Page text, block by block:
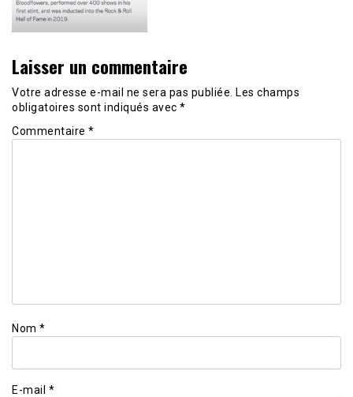
Laisser un commentaire
Votre adresse e-mail ne sera pas publiée.
Les champs
obligatoires sont indiqués avec *
Commentaire *
Nom *
E-mail *